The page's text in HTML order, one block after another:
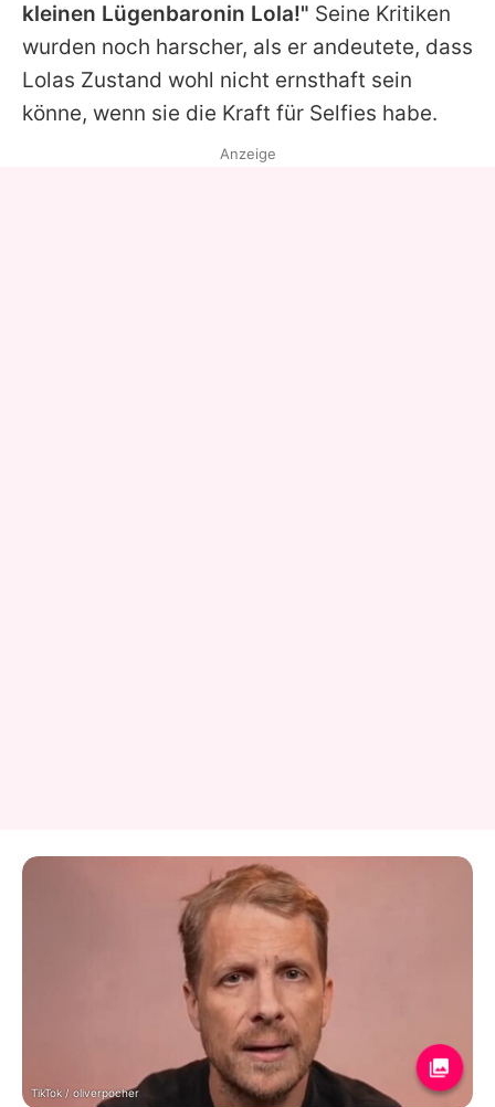
Datenschutzerklärung
Nutzungsbedingungen
Utiq verwalten
kleinen Lügenbaronin Lola!" Seine Kritiken
wurden noch harscher, als er andeutete, dass
Lolas Zustand wohl nicht ernsthaft sein
könne, wenn sie die Kraft für Selfies habe.
Anzeige
TikTok / oliverpocher